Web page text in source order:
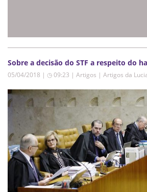
Sobre a decisão do STF a respeito do
05/04/2018 | ◷ 09:23 | Artigos | Artigos da